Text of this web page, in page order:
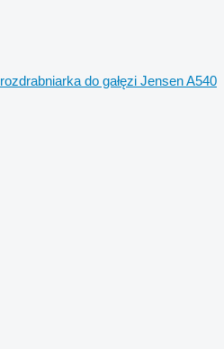
rozdrabniarka do gałęzi Jensen A540